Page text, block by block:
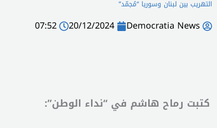
التهريب بين لبنان وسوريا “مُجمّد”
Democratia News
20/12/2024
07:52
كتبت رماح هاشم في “نداء الوطن”: